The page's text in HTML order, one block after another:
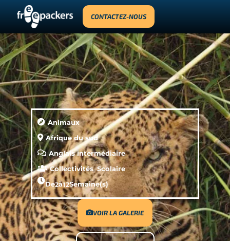
CONTACTEZ-NOUS
Animaux
Afrique du sud
Anglais intermédiaire
Collectivités, Scolaire
De2à12Semaine(s)
VOIR LA GALERIE